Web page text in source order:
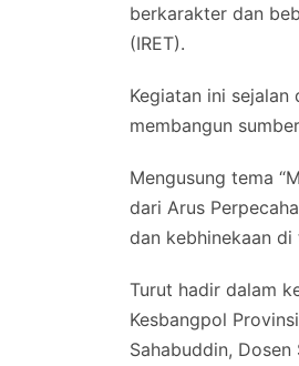
berkarakter dan
(IRET).
Kegiatan ini sejalan
membangun
Mengusung tema
dari Arus
dan kebhinekaan
Turut hadir dalam
Kesbangpol
Sahabuddin,